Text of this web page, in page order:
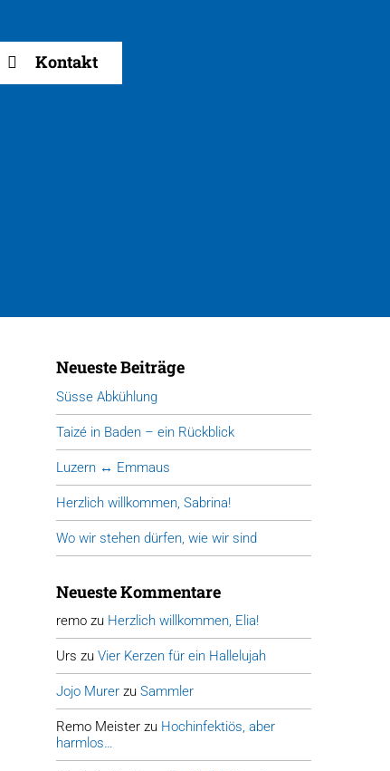
Kontakt
Neueste Beiträge
Süsse Abkühlung
Taizé in Baden – ein Rückblick
Luzern ↔ Emmaus
Herzlich willkommen, Sabrina!
Wo wir stehen dürfen, wie wir sind
Neueste Kommentare
remo zu Herzlich willkommen, Elia!
Urs zu Vier Kerzen für ein Hallelujah
Jojo Murer zu Sammler
Remo Meister zu Hochinfektiös, aber
harmlos…